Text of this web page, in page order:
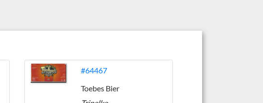
#64467
Toebes Bier